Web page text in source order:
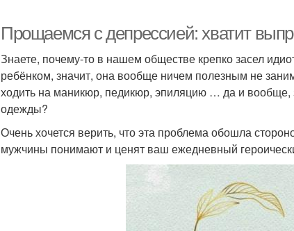
Прощаемся с депрессией: хватит
Знаете, почему-то в нашем обществе крепко засел
ребёнком, значит, она вообще ничем полезным не
ходить на маникюр, педикюр, эпиляцию … да и вообще,
одежды?
Очень хочется верить, что эта проблема обошла
мужчины понимают и ценят ваш ежедневный